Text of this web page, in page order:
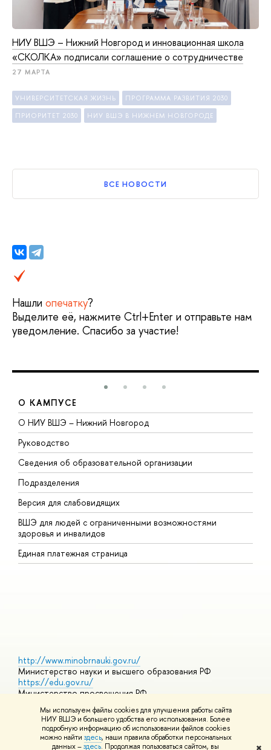
Мы используем файлы cookies для улучшения работы сайта
НИУ ВШЭ и большего удобства его использования. Более
подробную информацию об использовании файлов cookies
можно найти здесь, наши правила обработки персональных
данных –здесь. Продолжая пользоваться сайтом, вы
НИУ ВШЭ – Нижний Новгород и инновационная школа
«СКОЛКА» подписали соглашение о сотрудничестве
27 МАРТА
УНИВЕРСИТЕТСКАЯ ЖИЗНЬ ПРОГРАММА РАЗВИТИЯ 2030
ПРИОРИТЕТ 2030 НИУ ВШЭ В НИЖНЕМ НОВГОРОДЕ
ВСЕ НОВОСТИ
Нашли опечатку?
Выделите её, нажмите Ctrl+Enter и отправьте нам
уведомление. Спасибо за участие!
О КАМПУСЕ
О НИУ ВШЭ – Нижний Новгород
Руководство
Сведения об образовательной организации
Подразделения
Версия для слабовидящих
ВШЭ для людей с ограниченными возможностями
здоровья и инвалидов
Единая платежная страница
http://www.minobrnauki.gov.ru/
Министерство науки и высшего образования РФ
https://edu.gov.ru/
Министерство просвещения РФ
https://elearning.hse.ru/mooc
Массовые открытые онлайн-курсы